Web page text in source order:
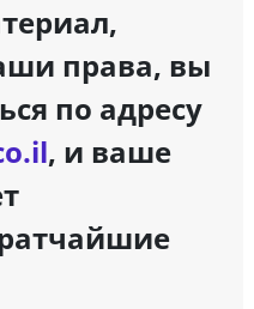
права, вы
по адресу
, и ваше